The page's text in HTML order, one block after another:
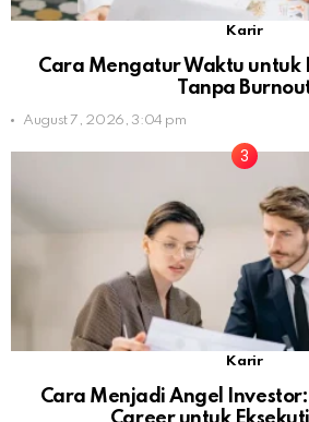
Karir
Cara Mengatur Waktu untuk
Tanpa
August 7, 2026, 3:04 pm
Karir
Cara Menjadi Angel